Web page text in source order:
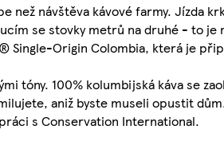
než návštěva kávové farmy. Jízda
se stovky metrů na druhé - to je
Single-Origin Colombia, která je
tóny. 100% kolumbijská káva se
aniž byste museli opustit dům.
s Conservation International.